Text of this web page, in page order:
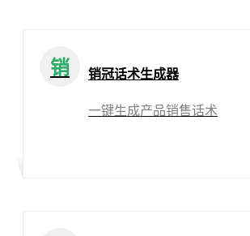
销 销冠话术生成器
一键生成产品销售话术